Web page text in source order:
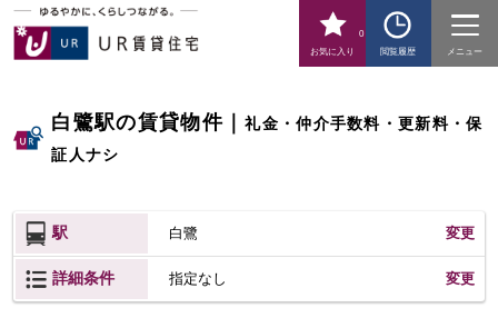
お気に入り
0
閲覧履歴
メニュー
白鷺駅の賃貸物件｜礼金・仲介手数料・更新料・保
証人ナシ
駅 白鷺 変更
詳細条件 指定なし 変更